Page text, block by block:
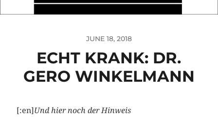
JUNE 18, 2018
ECHT KRANK: DR.
GERO WINKELMANN
[:en]Und hier noch der Hinweis